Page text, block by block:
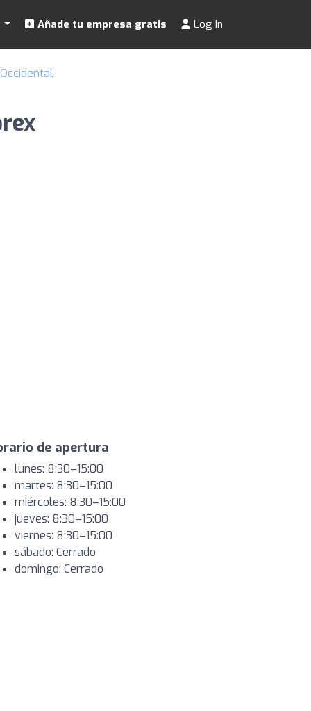
Añade tu empresa gratis Log in
de apertura
lunes: 8:30–15:00
martes: 8:30–15:00
miércoles: 8:30–15:00
jueves: 8:30–15:00
viernes: 8:30–15:00
sábado: Cerrado
domingo: Cerrado